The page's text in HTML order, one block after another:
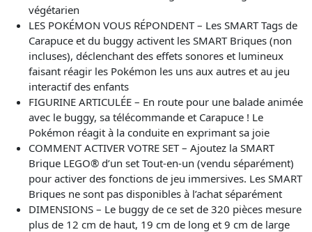
végétarien
LES POKÉMON VOUS RÉPONDENT – Les SMART Tags de
Carapuce et du buggy activent les SMART Briques (non
incluses), déclenchant des effets sonores et lumineux
faisant réagir les Pokémon les uns aux autres et au jeu
interactif des enfants
FIGURINE ARTICULÉE – En route pour une balade animée
avec le buggy, sa télécommande et Carapuce ! Le
Pokémon réagit à la conduite en exprimant sa joie
COMMENT ACTIVER VOTRE SET – Ajoutez la SMART
Brique LEGO® d’un set Tout-en-un (vendu séparément)
pour activer des fonctions de jeu immersives. Les SMART
Briques ne sont pas disponibles à l’achat séparément
DIMENSIONS – Le buggy de ce set de 320 pièces mesure
plus de 12 cm de haut, 19 cm de long et 9 cm de large